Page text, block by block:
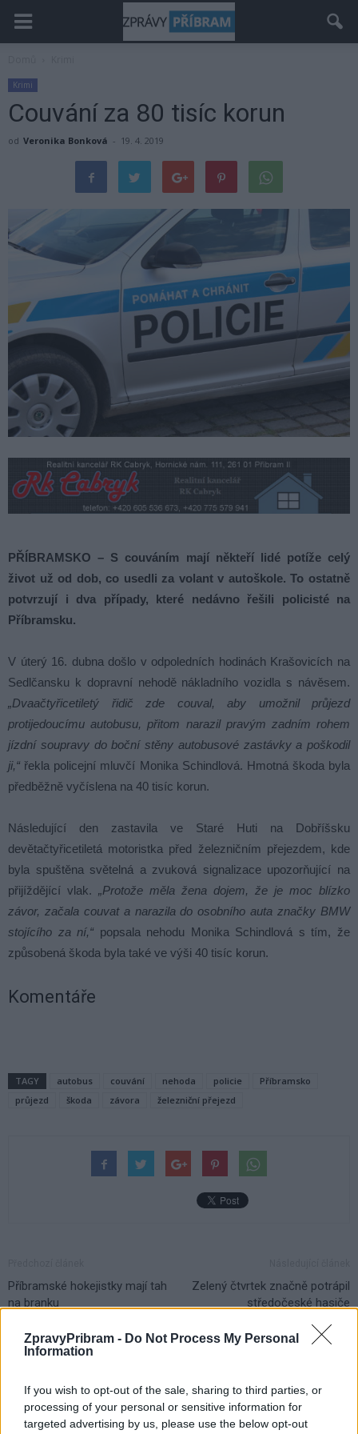
ZpravyPribram - Do Not Process My Personal
Information
If you wish to opt-out of the sale, sharing to third parties, or
processing of your personal or sensitive information for
targeted advertising by us, please use the below opt-out
Krimi
Couvání za 80 tisíc korun
od Veronika Bonková - 19. 4. 2019
PŘÍBRAMSKO – S couváním mají někteří lidé potíže celý
život už od dob, co usedli za volant v autoškole. To ostatně
potvrzují i dva případy, které nedávno řešili policisté na
Příbramsku.
V úterý 16. dubna došlo v odpoledních hodinách Krašovicích na
Sedlčansku k dopravní nehodě nákladního vozidla s návěsem.
„Dvaačtyřicetiletý řidič zde couval, aby umožnil průjezd
protijedoucímu autobusu, přitom narazil pravým zadním rohem
jízdní soupravy do boční stěny autobusové zastávky a poškodil
ji,“ řekla policejní mluvčí Monika Schindlová. Hmotná škoda byla
předběžně vyčíslena na 40 tisíc korun.
Následující den zastavila ve Staré Huti na Dobříšsku
devětačtyřicetiletá motoristka před železničním přejezdem, kde
byla spuštěna světelná a zvuková signalizace upozorňující na
přijíždějící vlak. „Protože měla žena dojem, že je moc blízko
závor, začala couvat a narazila do osobního auta značky BMW
stojícího za ní,“ popsala nehodu Monika Schindlová s tím, že
způsobená škoda byla také ve výši 40 tisíc korun.
Komentáře
TAGY autobus couvání nehoda policie
Příbramsko
průjezd
škoda závora železniční přejezd
Příbramské hokejistky mají tah
na branku
Zelený čtvrtek značně potrápil
středočeské hasiče
SOUVISEJÍCÍ ČLÁNKY
Vykradených aut na Příbramsku přibylo.